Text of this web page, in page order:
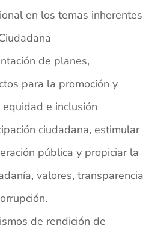
en los temas inherentes
de planes,
para la promoción y
e inclusión
ciudadana, estimular
pública y propiciar la
valores, transparencia
de rendición de